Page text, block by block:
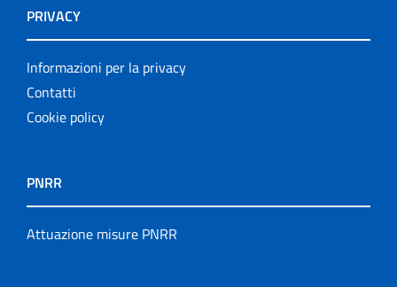
PRIVACY
Informazioni per la privacy
Contatti
Cookie policy
PNRR
Attuazione misure PNRR